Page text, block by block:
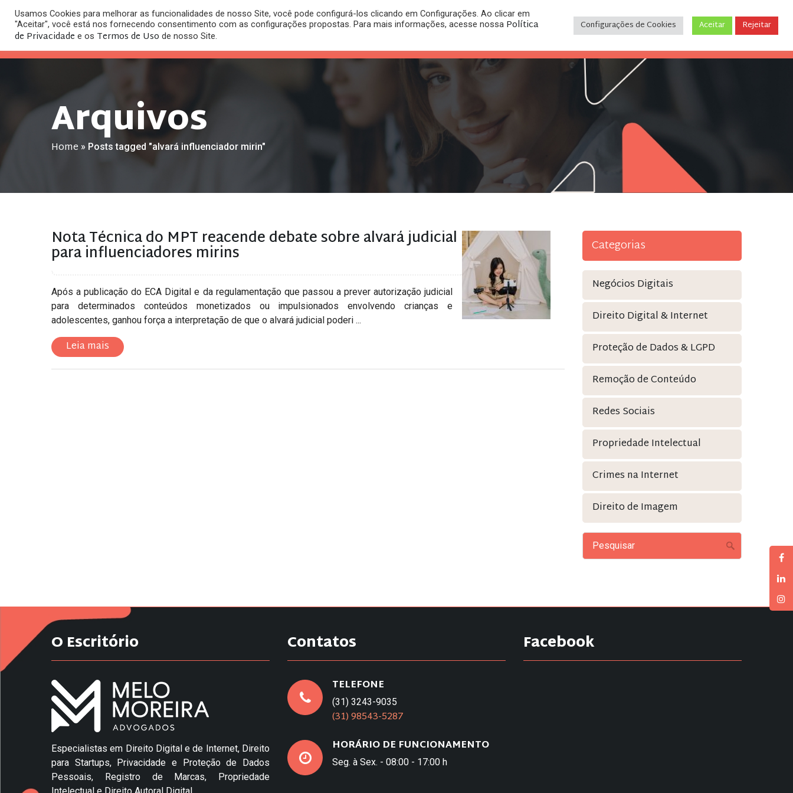
HOME O PLANO REGISTRO DE PUBLICAÇÕES CONTATO (31) 3243-9035
Arquivos
Home » Posts tagged "alvará influenciador mirin"
Nota Técnica do MPT reacende debate sobre alvará judicial
para influenciadores mirins
Após a publicação do ECA Digital e da regulamentação que passou a prever autorização judicial
para determinados conteúdos monetizados ou impulsionados envolvendo crianças e
adolescentes, ganhou força a interpretação de que o alvará judicial poderi ...
Leia mais
Categorias
Negócios Digitais
Direito Digital & Internet
Proteção de Dados & LGPD
Remoção de Conteúdo
Redes Sociais
Propriedade Intelectual
Crimes na Internet
Direito de Imagem
O Escritório
Especialistas em Direito Digital e de Internet, Direito
para Startups, Privacidade e Proteção de Dados
Pessoais, Registro de Marcas, Propriedade
Contatos
TELEFONE
(31) 3243-9035
(31) 98543-5287
HORÁRIO DE FUNCIONAMENTO
Seg. à Sex. - 08:00 - 17:00 h
Facebook
Usamos Cookies para melhorar as funcionalidades de nosso Site, você pode configurá-los clicando em Configurações. Ao clicar em
"Aceitar", você está nos fornecendo consentimento com as configurações propostas. Para mais informações, acesse nossa Política
de Privacidade e os Termos de Uso de nosso Site.
Configurações de Cookies Aceitar Rejeitar